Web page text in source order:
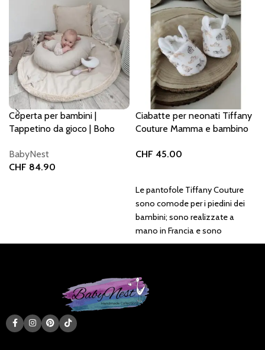
Coperta per bambini |
Tappetino da gioco | Boho
BabyNest
CHF 84.90
Ciabatte per neonati Tiffany
Couture Mamma e bambino
CHF 45.00
Le pantofole Tiffany Couture
sono comode per i piedini dei
bambini; sono realizzate a
mano in Francia e sono
realizzate interamente in